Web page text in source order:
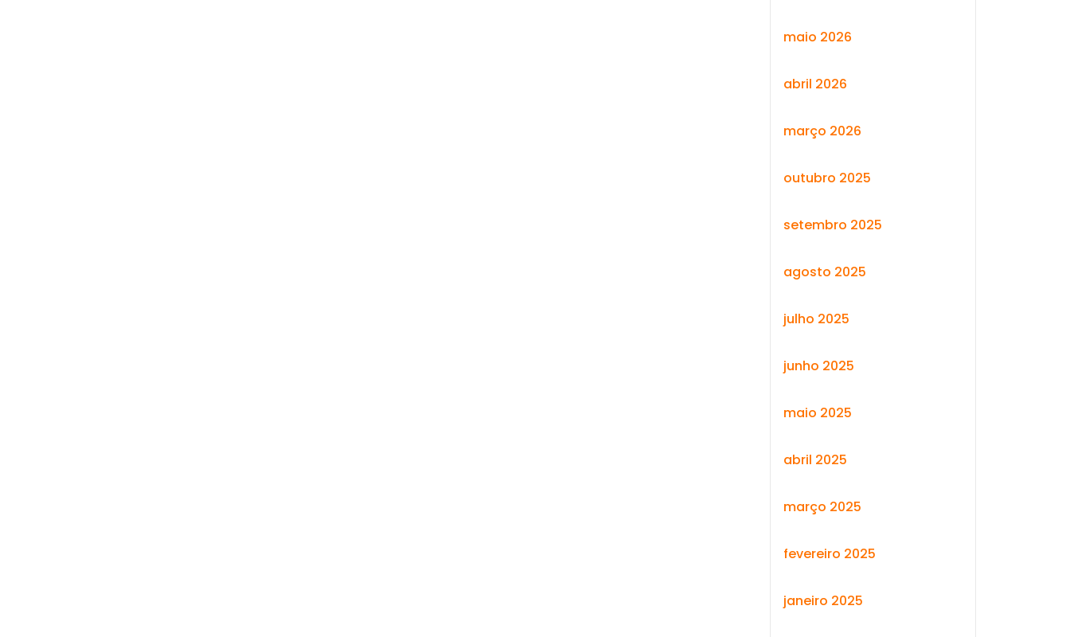
maio 2026
abril 2026
março 2026
outubro 2025
setembro 2025
agosto 2025
julho 2025
junho 2025
maio 2025
abril 2025
março 2025
fevereiro 2025
janeiro 2025